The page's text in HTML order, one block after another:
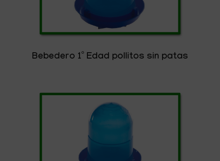
Bebedero 1º Edad pollitos sin patas